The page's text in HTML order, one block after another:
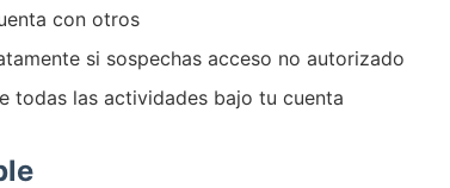
con otros
si sospechas acceso no autorizado
todas las actividades bajo tu cuenta